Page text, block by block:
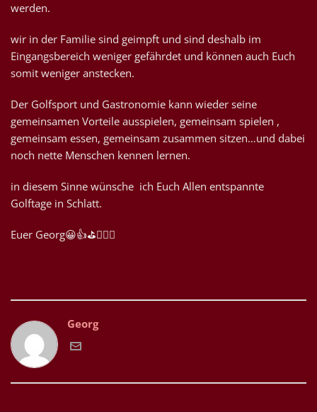
werden.
wir in der Familie sind geimpft und sind deshalb im
Eingangsbereich weniger gefährdet und können auch Euch
somit weniger anstecken.
Der Golfsport und Gastronomie kann wieder seine
gemeinsamen Vorteile ausspielen, gemeinsam spielen ,
gemeinsam essen, gemeinsam zusammen sitzen…und dabei
noch nette Menschen kennen lernen.
in diesem Sinne wünsche ich Euch Allen entspannte
Golftage in Schlatt.
Euer Georg😀👍⛳️🏌🏿‍♀️
Georg